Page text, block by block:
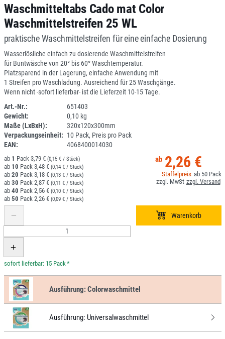
Waschmitteltabs Cado mat Color
Waschmittelstreifen 25 WL
praktische Waschmittelstreifen für eine einfache Dosierung
Wasserlösliche einfach zu dosierende Waschmittelstreifen
für Buntwäsche von 20° bis 60° Waschtemperatur.
Platzsparend in der Lagerung, einfache Anwendung mit
1 Streifen pro Waschladung. Ausreichend für 25 Waschgänge.
Wenn nicht -sofort lieferbar- ist die Lieferzeit 10-15 Tage.
Art.-Nr.:
651403
Gewicht:
0,10 kg
Maße (LxBxH):
320x120x300mm
Verpackungseinheit: 10 Pack, Preis pro Pack
EAN:
4068400014030
2,26 €
50
1 3,79 € (0,15 € / Stück)
10 3,48 € (0,14 € / Stück)
20 3,18 € (0,13 € / Stück)
30 2,87 € (0,11 € / Stück)
40 2,56 € (0,10 € / Stück)
50 2,26 € (0,09 € / Stück)
*
Ausführung:Colorwaschmittel
Ausführung: Universalwaschmittel